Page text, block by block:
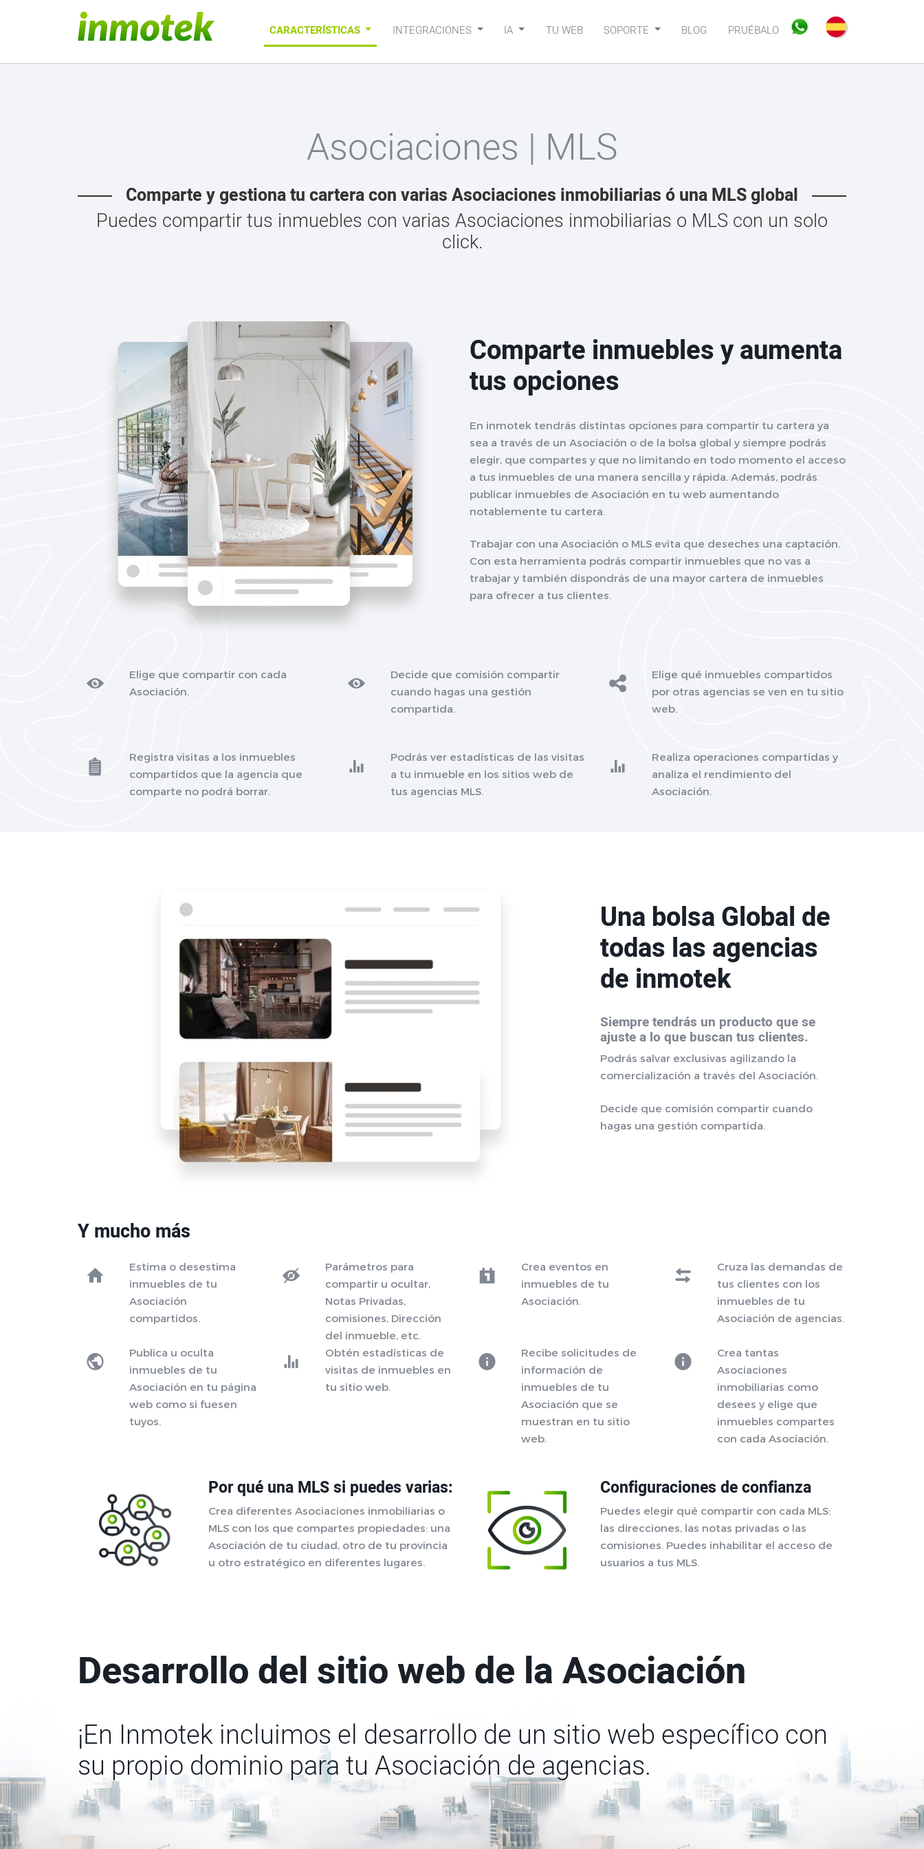
CARACTERÍSTICAS INTEGRACIONES IA TU WEB SOPORTE BLOG PRUÉBALO
Asociaciones | MLS
Comparte y gestiona tu cartera con varias Asociaciones inmobiliarias ó una MLS global
Puedes compartir tus inmuebles con varias Asociaciones inmobiliarias o MLS con un solo
click.
Comparte inmuebles y aumenta
tus opciones
En inmotek tendrás distintas opciones para compartir tu cartera ya
sea a través de un Asociación o de la bolsa global y siempre podrás
elegir, que compartes y que no limitando en todo momento el acceso
a tus inmuebles de una manera sencilla y rápida. Además, podrás
publicar inmuebles de Asociación en tu web aumentando
notablemente tu cartera.
Trabajar con una Asociación o MLS evita que deseches una captación.
Con esta herramienta podrás compartir inmuebles que no vas a
trabajar y también dispondrás de una mayor cartera de inmuebles
para ofrecer a tus clientes.
Elige que compartir con cada
Asociación.
Decide que comisión compartir
cuando hagas una gestión
compartida.
Elige qué inmuebles compartidos
por otras agencias se ven en tu sitio
web.
Registra visitas a los inmuebles
compartidos que la agencia que
comparte no podrá borrar.
Podrás ver estadísticas de las visitas
a tu inmueble en los sitios web de
tus agencias MLS.
Realiza operaciones compartidas y
analiza el rendimiento del
Asociación.
Una bolsa Global de
todas las agencias
de inmotek
Siempre tendrás un producto que se
ajuste a lo que buscan tus clientes.
Podrás salvar exclusivas agilizando la
comercialización a través del Asociación.
Decide que comisión compartir cuando
hagas una gestión compartida.
Y mucho más
Estima o desestima
inmuebles de tu
Asociación
compartidos.
Parámetros para
compartir u ocultar,
Notas Privadas,
comisiones, Dirección
del inmueble, etc.
Crea eventos en
inmuebles de tu
Asociación.
Cruza las demandas de
tus clientes con los
inmuebles de tu
Asociación de agencias.
Publica u oculta
inmuebles de tu
Asociación en tu página
web como si fuesen
tuyos.
Obtén estadísticas de
visitas de inmuebles en
tu sitio web.
Recibe solicitudes de
información de
inmuebles de tu
Asociación que se
muestran en tu sitio
web.
Crea tantas
Asociaciones
inmobiliarias como
desees y elige que
inmuebles compartes
con cada Asociación.
Por qué una MLS si puedes varias:
Crea diferentes Asociaciones inmobiliarias o
MLS con los que compartes propiedades: una
Asociación de tu ciudad, otro de tu provincia
u otro estratégico en diferentes lugares.
Configuraciones de confianza
Puedes elegir qué compartir con cada MLS:
las direcciones, las notas privadas o las
comisiones. Puedes inhabilitar el acceso de
usuarios a tus MLS.
Desarrollo del sitio web de la Asociación
¡En Inmotek incluimos el desarrollo de un sitio web específico con
su propio dominio para tu Asociación de agencias.